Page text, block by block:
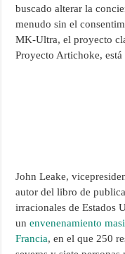
buscado alterar la
menudo sin el
MK-Ultra, el proyecto
Proyecto Artichoke,
John Leake,
autor del libro de
irracionales de Estados
unenvenenamiento
Francia, en el que 250